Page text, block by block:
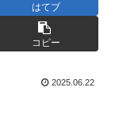
はてブ
コピー
2025.06.22